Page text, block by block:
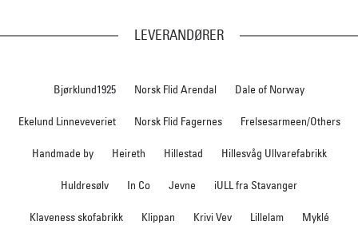
LEVERANDØRER
Bjørklund1925 Norsk Flid Arendal Dale of Norway
Ekelund Linneveveriet Norsk Flid Fagernes Frelsesarmeen/Others
Handmade by Heireth Hillestad Hillesvåg Ullvarefabrikk
Huldresølv In Co Jevne iULL fra Stavanger
Klaveness skofabrikk Klippan Krivi Vev Lillelam Myklé